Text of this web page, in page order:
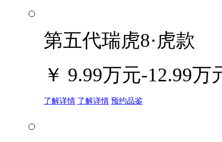
第五代瑞虎8·虎款
￥ 9.99万元-12.99万
了解详情 了解详情 预约品鉴